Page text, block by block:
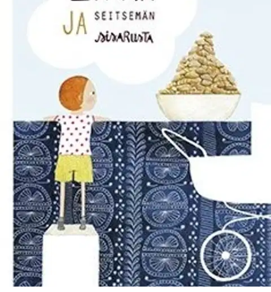
Tuotekuvaus
Eräänä päivänä viisivuotias Eikka huomaa, että äidin mekko näyttää
omituisen kireältä. Syy paljastuu pian kun äiti kertoo superuutisen:
hänen mahassa kasvaa seitsemän vauvaa! Äidin yllätykseksi Eikka
ei ilahdu uutisesta. Eikka pelkää, että äidin huomio menee vain
vauvoille eikä hänelle enää ollenkaan.Eikkaa askarruttaa myös
miten he mahtuvat nykyiseen kotiin, pitääkö hänen luopua
huoneestaan? Vai joutuvatko he peräti muuttamaan? Eikka ja
seitsemän sisarusta on lämminhenkinen ja humoristinen tarina
elämään tulevasta suuresta muutoksesta ja siihen suhtautumisesta.
Lennokasta tarinaa siivittävät värikkäät ja runsaat kuvitukset, joissa
tapahtuu arkisia ja mukavia asioita kuten pullan leipomista,
muistipelin pelaamista ja joogaamista.
Näytä lisää tuotekuvausta
Ominaisuudet